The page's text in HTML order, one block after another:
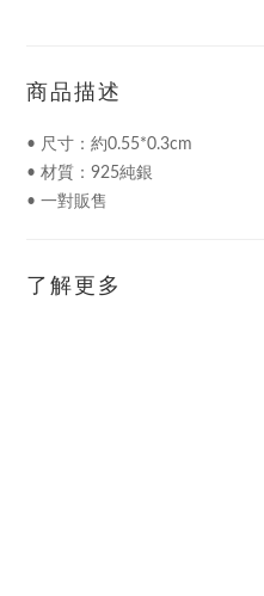
商品描述
• 尺寸：約0.55*0.3cm
• 材質：925純銀
• 一對販售
了解更多